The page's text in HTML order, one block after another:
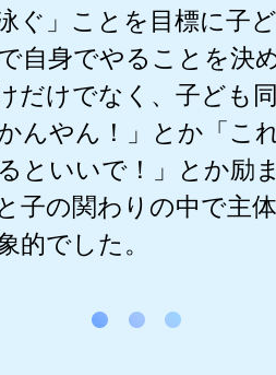
泳ぐ」ことを目標に子
自身でやることを決
だけでなく、子ども
んやん！」とか「こ
といいで！」とか励
子の関わりの中で主
的でした。